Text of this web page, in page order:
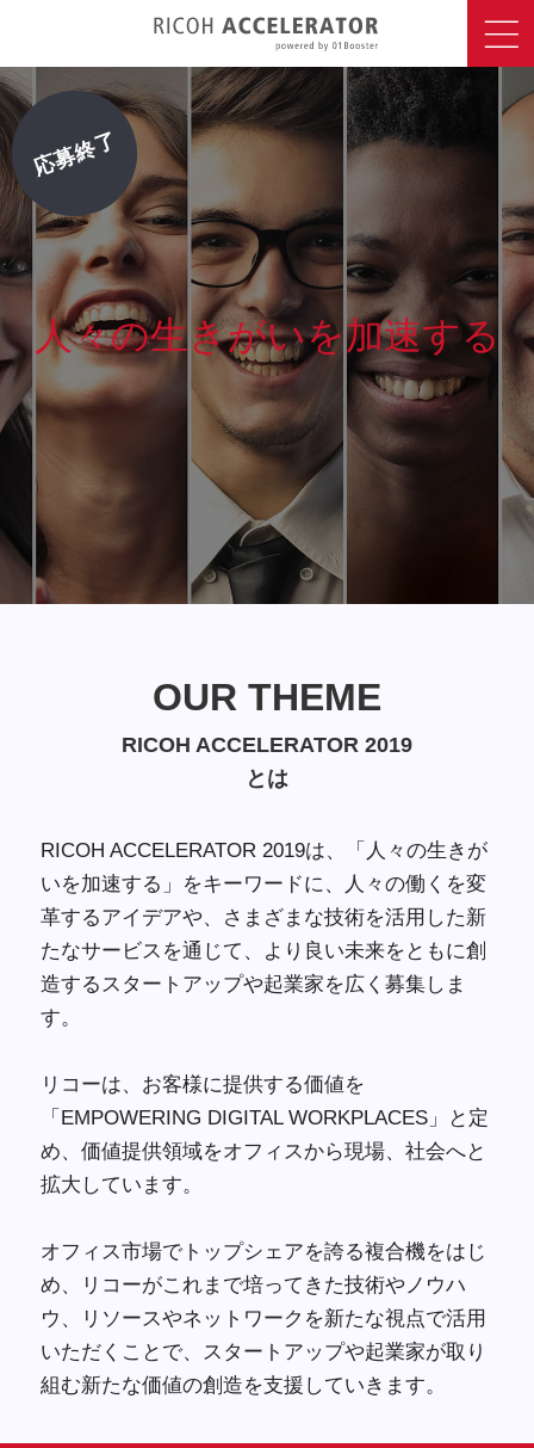
応募終了
応募終了
人々の生きがいを加速する
人々の生きがいを加速する
OUR THEME
OUR THEME
RICOH ACCELERATOR 2019
とは
RICOH ACCELERATOR 2019
とは
RICOH ACCELERATOR 2019は、「人々の生きが
いを加速する」をキーワードに、人々の働くを変
革するアイデアや、さまざまな技術を活用した新
たなサービスを通じて、より良い未来をともに創
造するスタートアップや起業家を広く募集しま
す。
リコーは、お客様に提供する価値を
「EMPOWERING DIGITAL WORKPLACES」と定
め、価値提供領域をオフィスから現場、社会へと
拡大しています。
オフィス市場でトップシェアを誇る複合機をはじ
め、リコーがこれまで培ってきた技術やノウハ
ウ、リソースやネットワークを新たな視点で活用
いただくことで、スタートアップや起業家が取り
組む新たな価値の創造を支援していきます。